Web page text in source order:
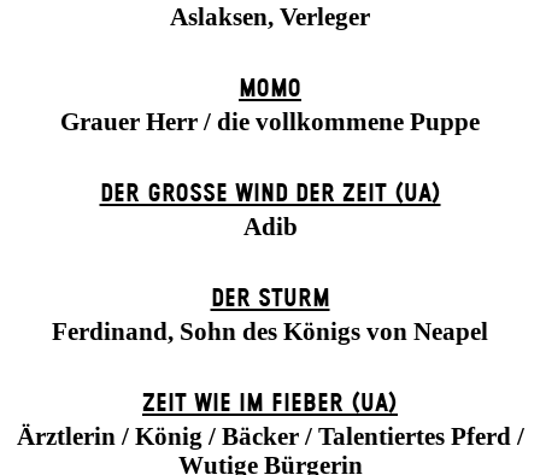
Aslaksen, Verleger
MOMO
Grauer Herr / die vollkommene Puppe
DER GROSSE WIND DER ZEIT (UA)
Adib
DER STURM
Ferdinand, Sohn des Königs von Neapel
ZEIT WIE IM FIEBER (UA)
Ärztlerin / König / Bäcker / Talentiertes Pferd /
Wutige Bürgerin